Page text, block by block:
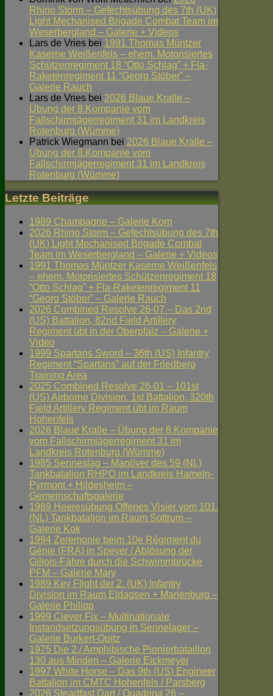
Rhino Storm – Gefechtsübung des 7th (UK)
Light Mechanised Brigade Combat Team im
Weserbergland – Galerie + Videos
Lars de Vries bei 1991 Thomas Müntzer
Kaserne Weißenfels – ehem. Motorisiertes
Schützenregiment 18 “Otto Schlag” + Fla-
Raketenregiment 11 “Georg Stöber” –
Galerie Rauch
Lars de Vries bei 2026 Blaue Kralle –
Übung der 8.Kompanie vom
Fallschirmjägerregiment 31 im Landkreis
Rotenburg (Wümme)
Patrick Wiegmann bei 2026 Blaue Kralle –
Übung der 8.Kompanie vom
Fallschirmjägerregiment 31 im Landkreis
Rotenburg (Wümme)
Letzte Beiträge
1989 Champagne – Galerie Korn
2026 Rhino Storm – Gefechtsübung des 7th
(UK) Light Mechanised Brigade Combat
Team im Weserbergland – Galerie + Videos
1991 Thomas Müntzer Kaserne Weißenfels
– ehem. Motorisiertes Schützenregiment 18
“Otto Schlag” + Fla-Raketenregiment 11
“Georg Stöber” – Galerie Rauch
2026 Combined Resolve 26-07 – Das 2nd
(US) Battalion, 82nd Field Artillery
Regiment übt in der Oberpfalz – Galerie +
Video
1999 Spartans Sword – 36th (US) Infantry
Regiment “Spartans” auf der Friedberg
Training Area
2025 Combined Resolve 26-01 – 101st
(US) Airborne Division, 1st Battalion, 320th
Field Artillery Regiment übt im Raum
Hohenfels
2026 Blaue Kralle – Übung der 8.Kompanie
vom Fallschirmjägerregiment 31 im
Landkreis Rotenburg (Wümme)
1985 Senneslag – Manöver des 59 (NL)
Tankbataljon RHPO im Landkreis Hameln-
Pyrmont + Hildesheim –
Gemeinschaftsgalerie
1989 Heeresübung Offenes Visier vom 101.
(NL) Tankbataljon im Raum Sottrum –
Galerie Kok
1994 Zeremonie beim 10e Régiment du
Génie (FRA) in Speyer / Ablösung der
Gillois-Fähre durch die Schwimmbrücke
PFM – Galerie Mary
1989 Key Flight der 2. (UK) Infantry
Division im Raum Eldagsen + Marienburg –
Galerie Philipp
1999 Clever Fix – Multinationale
Instandsetzungsübung in Sennelager –
Galerie Burkert-Opitz
1975 Die 2./ Amphibische Pionierbataillon
130 aus Minden – Galerie Eickmeyer
1997 White Horse – Das 9th (US) Engineer
Battalion im CMTC Hohenfels / Parsberg
2026 Steadfast Dart / Quadriga 26 –